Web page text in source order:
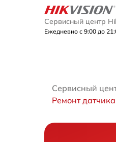
Сервисный центр
Ежедневно с 9:00 до
Сервисный
Ремонт